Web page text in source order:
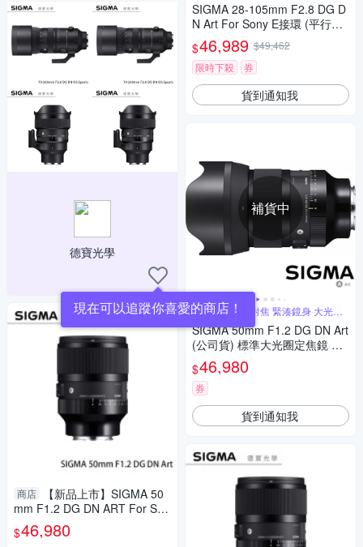
德寶光學
現在可以追蹤你喜愛的商店！
商店
【新品上市】SIGMA 50
mm F1.2 DG DN ART For Son
y E mount 恆伸公司貨 德寶光
學 定焦 大光圈 人像
$46,980
SIGMA 28-105mm F2.8 DG D
N Art For Sony E接環 (平行輸
入)
$46,989 $49,462
限時下殺
券
貨到通知我
補貨中
線性馬達快速對焦 緊湊鏡身 大光圈
SIGMA 50mm F1.2 DG DN Art
(公司貨) 標準大光圈定焦鏡 人
像鏡 全片幅微單眼鏡頭
$46,980
券
貨到通知我